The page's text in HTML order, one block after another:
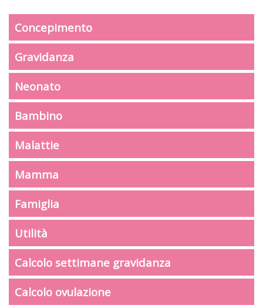
Concepimento
Gravidanza
Neonato
Bambino
Malattie
Mamma
Famiglia
Utilità
Calcolo settimane gravidanza
Calcolo ovulazione